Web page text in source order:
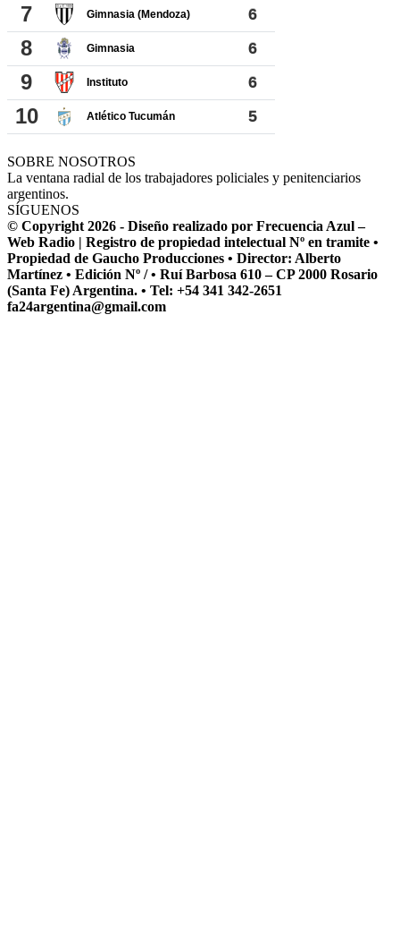
SOBRE NOSOTROS
La ventana radial de los trabajadores policiales y penitenciarios
argentinos.
SÍGUENOS
© Copyright 2026 - Diseño realizado por Frecuencia Azul –
Web Radio | Registro de propiedad intelectual Nº en tramite •
Propiedad de Gaucho Producciones • Director: Alberto
Martínez • Edición Nº / • Ruí Barbosa 610 – CP 2000 Rosario
(Santa Fe) Argentina. • Tel: +54 341 342-2651
fa24argentina@gmail.com